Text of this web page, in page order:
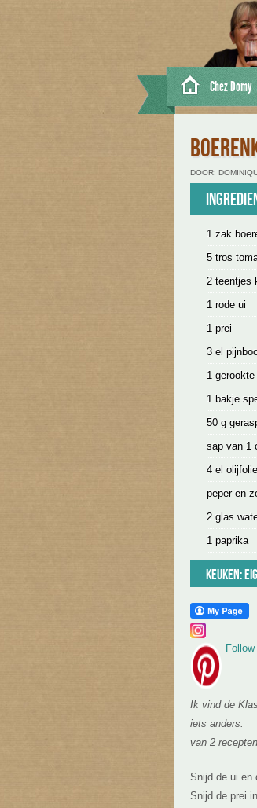
Chez Domy
DOOR:
1 zak
5 tros
2 teentjes
1 rode ui
1 prei
3 el
1
1 bakje
50 g
sap van 1
4 el olijfolie
peper en
2 glas
1 paprika
Keuken:
Ik vind de
iets anders.
van 2
Snijd de ui en
Snijd de prei